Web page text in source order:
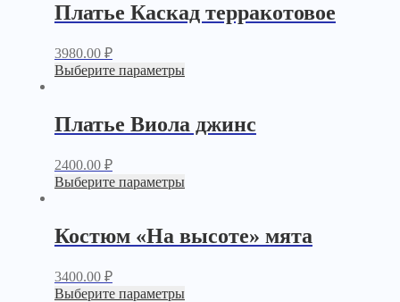
Платье Каскад терракотовое
3980.00 ₽
Выберите параметры
Платье Виола джинс
2400.00 ₽
Выберите параметры
Костюм «На высоте» мята
3400.00 ₽
Выберите параметры